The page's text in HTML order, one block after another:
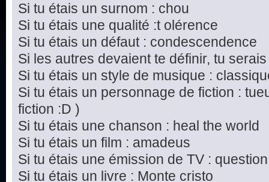
Si tu étais un surnom : chou
Si tu étais une qualité :t olérence
Si tu étais un défaut : condescendence
Si les autres devaient te définir, tu
Si tu étais un style de musique :
Si tu étais un personnage de fiction :
fiction :D )
Si tu étais une chanson : heal the world
Si tu étais un film : amadeus
Si tu étais une émission de TV :
Si tu étais un livre : Monte cristo